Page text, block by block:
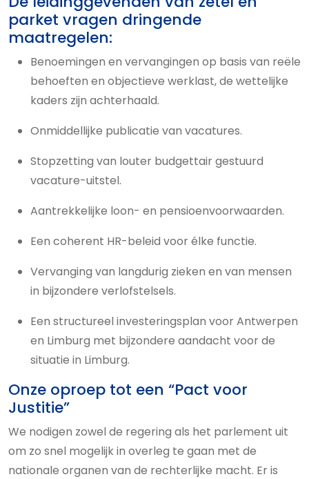
parket vragen dringende
maatregelen:
Benoemingen en vervangingen op basis van reële
behoeften en objectieve werklast, de wettelijke
kaders zijn achterhaald.
Onmiddellijke publicatie van vacatures.
Stopzetting van louter budgettair gestuurd
vacature-uitstel.
Aantrekkelijke loon- en pensioenvoorwaarden.
Een coherent HR-beleid voor élke functie.
Vervanging van langdurig zieken en van mensen
in bijzondere verlofstelsels.
Een structureel investeringsplan voor Antwerpen
en Limburg met bijzondere aandacht voor de
situatie in Limburg.
Onze oproep tot een “Pact voor
Justitie”
We nodigen zowel de regering als het parlement uit
om zo snel mogelijk in overleg te gaan met de
nationale organen van de rechterlijke macht. Er is